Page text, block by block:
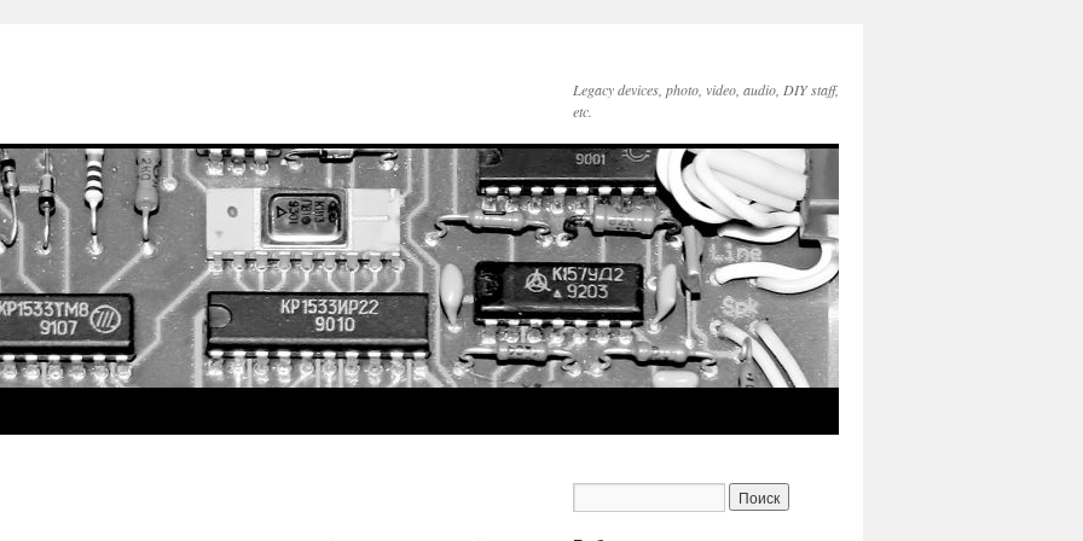
Legacy devices, photo, video, audio, DIY staff,
etc.